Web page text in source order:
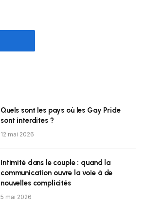
Quels sont les pays où les Gay Pride
sont interdites ?
12 mai 2026
Intimité dans le couple : quand la
communication ouvre la voie à de
nouvelles complicités
5 mai 2026